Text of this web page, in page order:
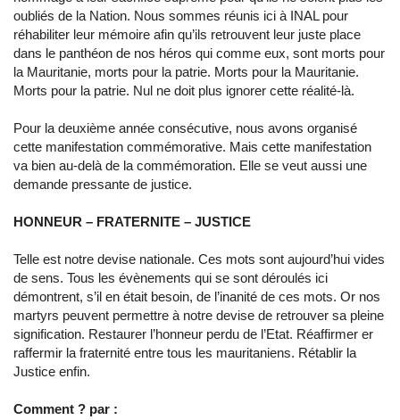
oubliés de la Nation. Nous sommes réunis ici à INAL pour
réhabiliter leur mémoire afin qu’ils retrouvent leur juste place
dans le panthéon de nos héros qui comme eux, sont morts pour
la Mauritanie, morts pour la patrie. Morts pour la Mauritanie.
Morts pour la patrie. Nul ne doit plus ignorer cette réalité-là.
Pour la deuxième année consécutive, nous avons organisé
cette manifestation commémorative. Mais cette manifestation
va bien au-delà de la commémoration. Elle se veut aussi une
demande pressante de justice.
HONNEUR – FRATERNITE – JUSTICE
Telle est notre devise nationale. Ces mots sont aujourd’hui vides
de sens. Tous les évènements qui se sont déroulés ici
démontrent, s’il en était besoin, de l’inanité de ces mots. Or nos
martyrs peuvent permettre à notre devise de retrouver sa pleine
signification. Restaurer l’honneur perdu de l’Etat. Réaffirmer er
raffermir la fraternité entre tous les mauritaniens. Rétablir la
Justice enfin.
Comment ? par :